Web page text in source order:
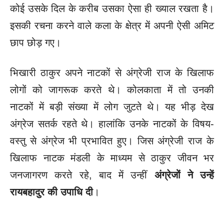
कोई उसके दिल के करीब उसका ऐसा ही ख्याल रखता है।
इसकी रचना करने वाले कला के क्षेत्र में अपनी ऐसी अमिट
छाप छोड़ गए।
भिखारी ठाकुर अपने नाटकों से अंग्रेजी राज के खिलाफ
लोगों को जागरूक करते थे। कोलकाता में तो उनकी
नाटकों में बड़ी संख्या में लोग जुटते थे। यह भीड़ देख
अंग्रेज सतर्क रहते थे। हालांकि उनके नाटकों के विषय-
वस्तु से अंग्रेज भी प्रभावित हुए। जिस अंग्रेजी राज के
खिलाफ नाटक मंडली के माध्यम से ठाकुर जीवन भर
जनजागरण करते रहे, बाद में उन्हीं अंग्रेजों ने उन्हें
रायबहादुर की उपाधि दी।